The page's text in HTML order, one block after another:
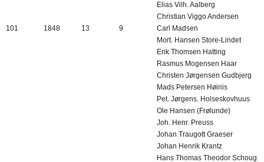
Elias Vilh. Aalberg
Christian Viggo Andersen
101
1848 13 9
Carl Madsen
Mort. Hansen Store-Lindet
Erik Thomsen Hatting
Rasmus Mogensen Haar
Christen Jørgensen Gudbjerg
Mads Petersen Høiriis
Pet. Jørgens. Holseskovhuus
Ole Hansen (Frølunde)
Joh. Henr. Preuss
Johan Traugott Graeser
Johan Henrik Krantz
Hans Thomas Theodor Schoug